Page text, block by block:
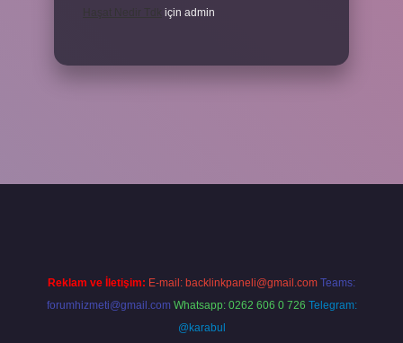
için admin
Reklam ve İletişim: E-mail: backlinkpaneli@gmail.com Teams:
forumhizmeti@gmail.com Whatsapp: 0262 606 0 726 Telegram:
@karabul